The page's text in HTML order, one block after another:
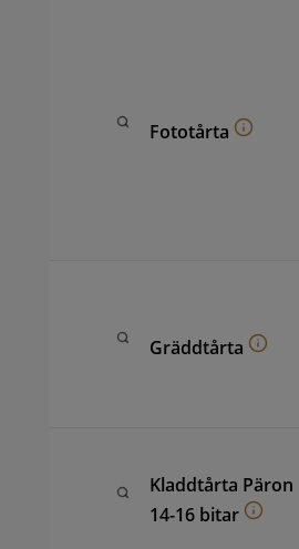
Fototårta
Gräddtårta
Kladdtårta Päron
14-16 bitar